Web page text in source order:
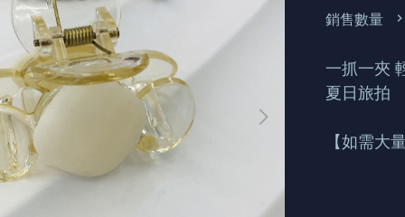
銷售數量
一抓一夾
夏日旅拍
【如需大